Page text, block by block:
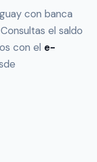
con banca
el saldo
con el e-